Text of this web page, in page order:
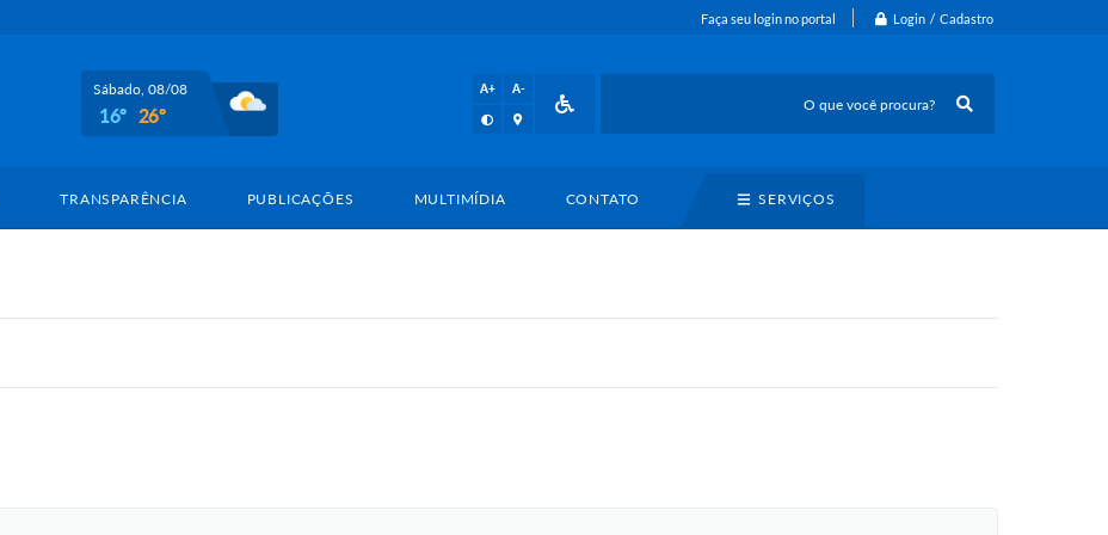
Faça seu login no portal Login / Cadastro
Sábado, 08/08
16º 26º
A+ A-
TRANSPARÊNCIA PUBLICAÇÕES MULTIMÍDIA CONTATO SERVIÇOS